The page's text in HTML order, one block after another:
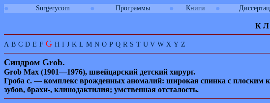
● Surgerycom ● Программы ● Книги ●
К
A B C D E F G H I J K L M N O P Q R S T U V W X Y Z
Синдром Grob.
Grob Max (1901—1976), швейцарский детский хирург.
Гроба с. — комплекс врожденных аномалий: широкая спинка с плоским
зубов, брахи-, клинодактилия; умственная отсталость.